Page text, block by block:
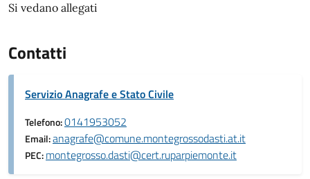
Si vedano allegati
Contatti
Servizio Anagrafe e Stato Civile
Telefono:0141953052
Email:anagrafe@comune.montegrossodasti.at.it
PEC:montegrosso.dasti@cert.ruparpiemonte.it